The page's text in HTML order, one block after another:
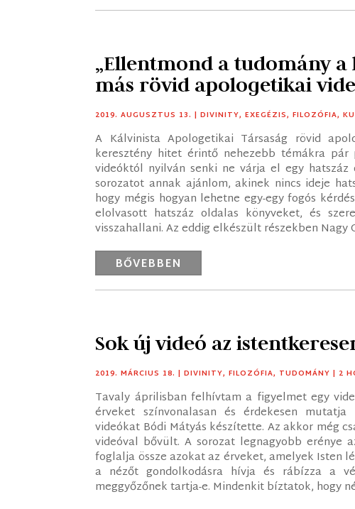
„Ellentmond a tudomány a
más rövid apologetikai
2019. AUGUSZTUS 13. |DIVINITY,EXEGÉZIS,FILOZÓFIA,
A Kálvinista Apologetikai Társaság rövid
keresztény hitet érintő nehezebb témákra
videóktól nyilván senki ne várja el egy
sorozatot annak ajánlom, akinek nincs ideje
hogy mégis hogyan lehetne egy-egy fogós
elolvasott hatszáz oldalas könyveket, és
visszahallani. Az eddig elkészült részekben Nagy
BŐVEBBEN
Sok új videó az
2019. MÁRCIUS 18. |DIVINITY,FILOZÓFIA, TUDOMÁNY | 2
Tavaly áprilisban felhívtam a figyelmet egy
érveket színvonalasan és érdekesen
videókat Bódi Mátyás készítette. Az akkor még
videóval bővült. A sorozat legnagyobb erénye
foglalja össze azokat az érveket, amelyek Isten
a nézőt gondolkodásra hívja és rábízza a
meggyőzőnek tartja-e. Mindenkit bíztatok, hogy